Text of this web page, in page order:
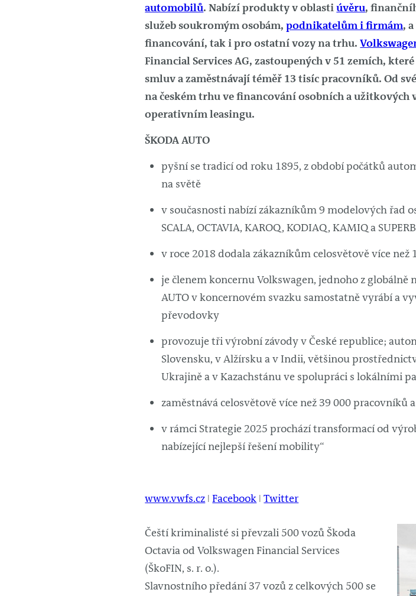
automobilů. Nabízí produkty v oblastiúvěru,
služeb soukromým osobám,podnikatelům i firmám,
financování, tak i pro ostatní vozy na trhu.
Financial Services AG, zastoupených v 51 zemích,
smluv a zaměstnávají téměř 13 tisíc pracovníků. Od
na českém trhu ve financování osobních a
operativním leasingu.
ŠKODA AUTO
pyšní se tradicí od roku 1895, z období počátků
na světě
v současnosti nabízí zákazníkům 9 modelových řad
SCALA, OCTAVIA, KAROQ, KODIAQ, KAMIQ a SUPERB
v roce 2018 dodala zákazníkům celosvětově více
je členem koncernu Volkswagen, jednoho z
AUTO v koncernovém svazku samostatně vyrábí a
převodovky
provozuje tři výrobní závody v České republice;
Slovensku, v Alžírsku a v Indii, většinou
Ukrajině a v Kazachstánu ve spolupráci s lokálními
zaměstnává celosvětově více než 39 000 pracovníků
v rámci Strategie 2025 prochází transformací od
nabízející nejlepší řešení mobility“
www.vwfs.cz ǀFacebook ǀTwitter
Čeští kriminalisté si převzali 500 vozů Škoda
Octavia od Volkswagen Financial Services
(ŠkoFIN, s. r. o.).
Slavnostního předání 37 vozů z celkových 500 se